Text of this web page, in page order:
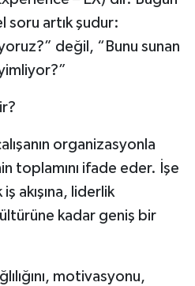
soru artık şudur:
değil, “Bunu sunan
organizasyonla
toplamını ifade eder. İşe
akışına, liderlik
kadar geniş bir
motivasyonu,